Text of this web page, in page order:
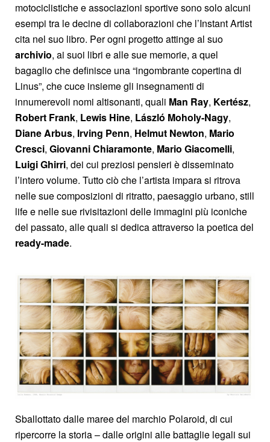
motociclistiche e associazioni sportive sono solo alcuni
esempi tra le decine di collaborazioni che l’Instant Artist
cita nel suo libro. Per ogni progetto attinge al suo
archivio, ai suoi libri e alle sue memorie, a quel
bagaglio che definisce una “ingombrante copertina di
Linus”, che cuce insieme gli insegnamenti di
innumerevoli nomi altisonanti, quali Man Ray, Kertész,
Robert Frank, Lewis Hine, László Moholy-Nagy,
Diane Arbus, Irving Penn, Helmut Newton, Mario
Cresci, GiovanniChiaramonte, Mario Giacomelli,
LuigiGhirri, dei cui preziosi pensieri è disseminato
l’intero volume. Tutto ciò che l’artista impara si ritrova
nelle sue composizioni di ritratto, paesaggio urbano, still
life e nelle sue rivisitazioni delle immagini più iconiche
del passato, alle quali si dedica attraverso la poetica del
ready-made.
Sballottato dalle maree del marchio Polaroid, di cui
ripercorre la storia – dalle origini alle battaglie legali sui